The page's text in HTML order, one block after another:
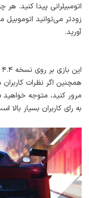
اتومبیلرانی پیدا کنید.
زودتر می‌توانید
همچنین اگر نظرات
مرور کنید، متوجه
به رای کاربران بسیار بالا